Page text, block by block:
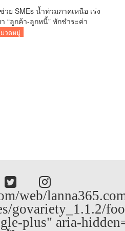
วย SMEs น้ำท่วมภาคเหนือ เร่ง
า “ลูกค้า-ลูกหนี้” พักชำระค่า
นียม-ค่างวด
วดหมู่
web/
govariety_1.1.2/
plus" aria-